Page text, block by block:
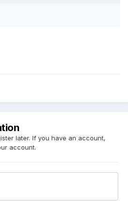
later. If you have an account,
account.